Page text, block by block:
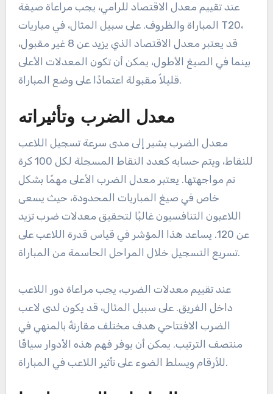
عند تقييم معدل الاقتصاد للرامي، يجب مراعاة صيغة
المباراة والظروف. على سبيل المثال، في مباريات T20،
قد يعتبر معدل الاقتصاد الذي يزيد عن 8 غير مقبول،
بينما في الصيغ الأطول، يمكن أن تكون المعدلات الأعلى
قليلاً مقبولة اعتمادًا على وضع المباراة.
معدل الضرب وتأثيراته
معدل الضرب يشير إلى مدى سرعة تسجيل اللاعب
للنقاط، ويتم حسابه كعدد النقاط المسجلة لكل 100 كرة
تم مواجهتها. يعتبر معدل الضرب الأعلى مهمًا بشكل
خاص في صيغ المباريات المحدودة، حيث يسعى
اللاعبون التنافسيون غالبًا لتحقيق معدلات ضرب تزيد
عن 120. يساعد هذا المؤشر في قياس قدرة اللاعب على
تسريع التسجيل خلال المراحل الحاسمة من المباراة.
عند تقييم معدلات الضرب، يجب مراعاة دور اللاعب
داخل الفريق. على سبيل المثال، قد يكون لدى لاعب
الضرب الافتتاحي هدف مختلف مقارنةً بالمنهي في
منتصف الترتيب. يمكن أن يوفر فهم هذه الأدوار سياقًا
للأرقام ويسلط الضوء على تأثير اللاعب في المباراة.